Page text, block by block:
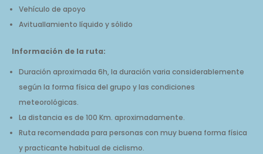
Vehículo de apoyo
Avituallamiento líquido y sólido
Información de la ruta:
Duración aproximada 6h, la duración varia considerablemente
según la forma física del grupo y las condiciones
meteorológicas.
La distancia es de 100 Km. aproximadamente.
Ruta recomendada para personas con muy buena forma física
y practicante habitual de ciclismo.